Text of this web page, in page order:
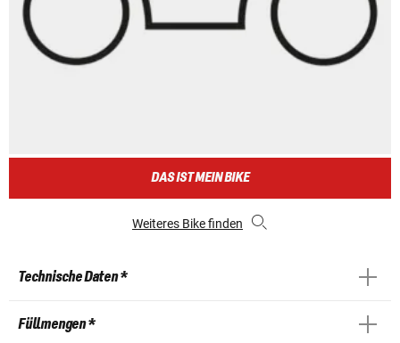
DAS IST MEIN BIKE
Weiteres Bike finden
Technische Daten *
Füllmengen *